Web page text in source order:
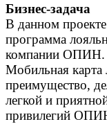
Бизнес-задача
В данном
программа
компании ОПИН.
Мобильная карта
преимущество,
легкой и
привилегий